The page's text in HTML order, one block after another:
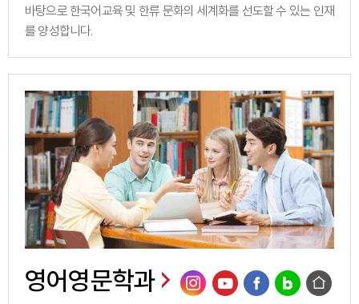
바탕으로 한국어교육 및 한류 문화의 세계화를 선도할 수 있는 인재
를 양성합니다.
영어영문학과